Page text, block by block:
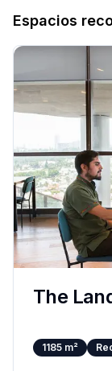
Espacios
The
1185 m²